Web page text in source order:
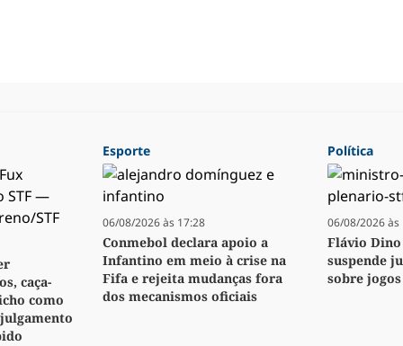
caça-
como
Esporte
06/08/2026 às 17:28
Conmebol declara apoio a
Infantino em meio à crise na
Fifa e rejeita mudanças fora
dos mecanismos oficiais
Política
06/08/2026 às
Flávio
suspende
sobre